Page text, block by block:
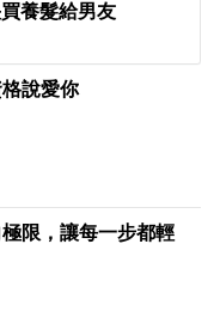
養髮給男友
說愛你
限，讓每一步都輕